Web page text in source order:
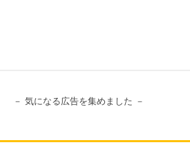
－ 気になる広告を集めました －